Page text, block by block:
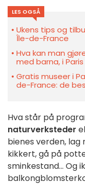
LES OGSÅ
Ukens tips og
Île-de-France
Hva kan man
med barna, i
Gratis museer i
de-France: de
Hva står på
naturverksteder
bienes verden, lag
kikkert, gå på
sminkestand... Og